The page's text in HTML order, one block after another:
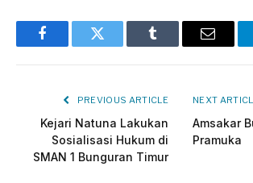
FacebookTwitter Tumblr Email
PREVIOUS ARTICLE
Kejari Natuna Lakukan
Sosialisasi Hukum di
SMAN 1 Bunguran Timur
NEXT
Amsakar
Pramuka